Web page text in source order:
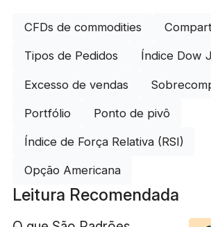
CFDs de commodities
Tipos de Pedidos Índice Dow
Excesso de vendas
Portfólio Ponto de pivô
Índice de Força Relativa (RSI)
Opção Americana
Leitura Recomendada